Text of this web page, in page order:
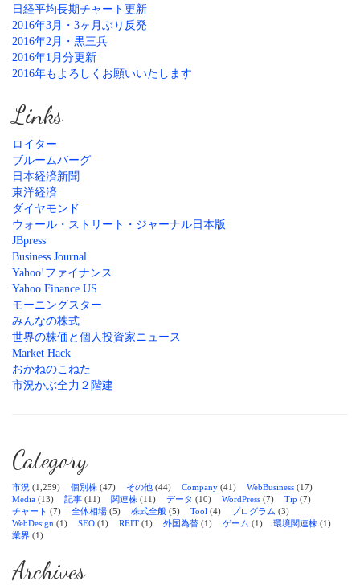
日経平均長期チャート更新
2016年3月・3ヶ月ぶり反発
2016年2月・黒三兵
2016年1月分更新
2016年もよろしくお願いいたします
Links
ロイター
ブルームバーグ
日本経済新聞
東洋経済
ダイヤモンド
ウォール・ストリート・ジャーナル日本版
JBpress
Business Journal
Yahoo!ファイナンス
Yahoo Finance US
モーニングスター
みんなの株式
世界の株価と個人投資家ニュース
Market Hack
おかねのこねた
市況かぶ全力２階建
Category
市況 (1,259) 個別株 (47) その他 (44) Company (41) WebBusiness (17)
Media (13) 記事 (11) 関連株 (11) データ (10) WordPress (7) Tip (7)
チャート (7) 全体相場 (5) 株式全般 (5) Tool (4) プログラム (3)
WebDesign (1) SEO (1) REIT (1) 外国為替 (1) ゲーム (1) 環境関連株 (1)
業界 (1)
Archives